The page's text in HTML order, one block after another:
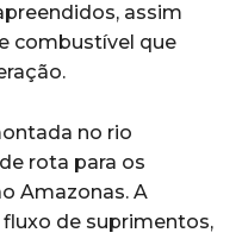
assim
combustível que
no rio
rota para os
Amazonas. A
de suprimentos,